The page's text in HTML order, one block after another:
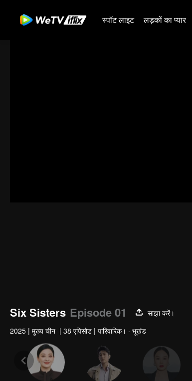
स्पॉट लाइट लड़कों का प्यार
Six Sisters Episode 01
साझा करें।
2025 | मुख्य चीन | 38 एपिसोड | पारिवारिक। · भूखंड